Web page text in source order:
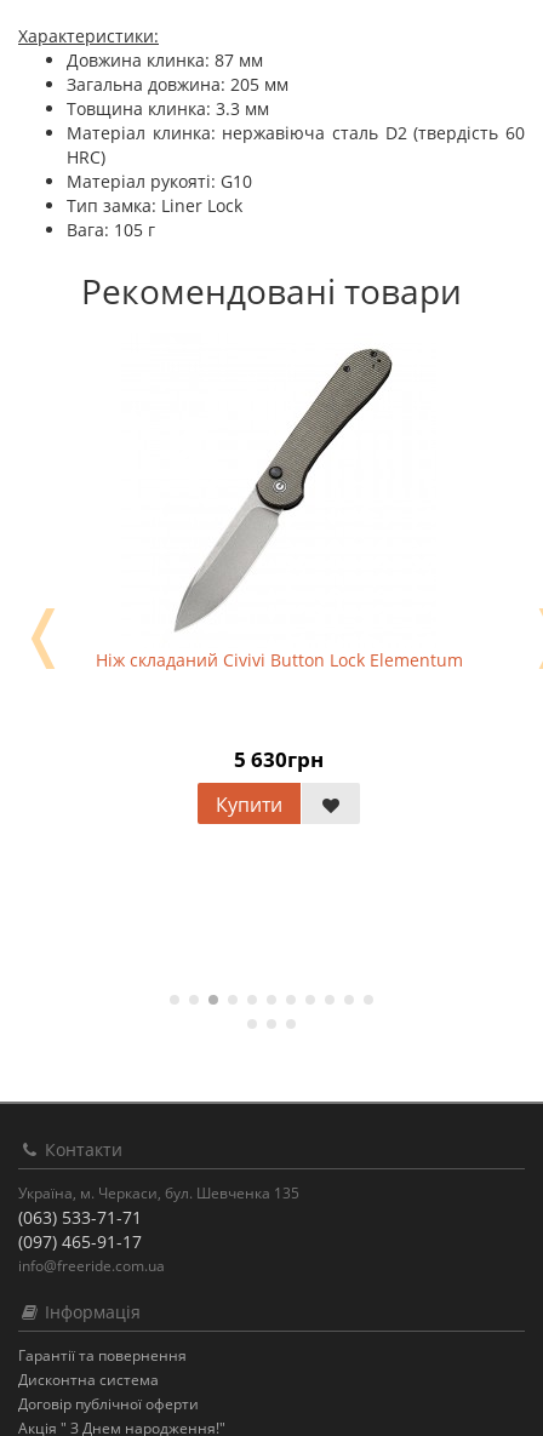
Характеристики:
Довжина клинка: 87 мм
Загальна довжина: 205 мм
Товщина клинка: 3.3 мм
Матеріал клинка: нержавіюча сталь D2 (твердість 60
HRC)
Матеріал рукояті: G10
Тип замка: Liner Lock
Вага: 105 г
Рекомендовані товари
Ніж складаний Civivi Button Lock Elementum
5 630грн
Купити
❬
Контакти
Україна, м. Черкаси, бул. Шевченка 135
(063) 533-71-71
(097) 465-91-17
info@freeride.com.ua
Інформація
Гарантії та повернення
Дисконтна система
Договір публічної оферти
Акція " З Днем народження!"